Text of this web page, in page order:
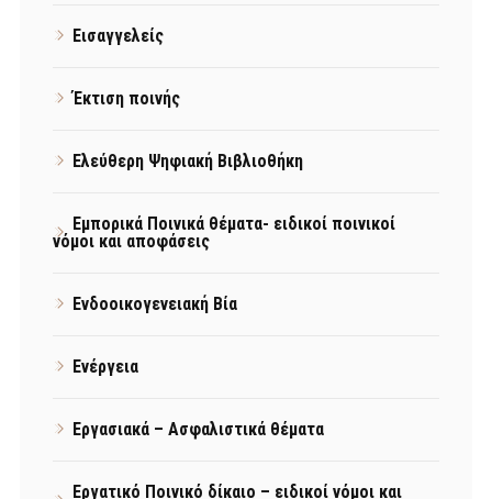
Εισαγγελείς
Έκτιση ποινής
Ελεύθερη Ψηφιακή Βιβλιοθήκη
Εμπορικά Ποινικά θέματα- ειδικοί ποινικοί
νόμοι και αποφάσεις
Ενδοοικογενειακή Βία
Ενέργεια
Εργασιακά – Ασφαλιστικά θέματα
Εργατικό Ποινικό δίκαιο – ειδικοί νόμοι και